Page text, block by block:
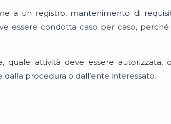
a un registro, mantenimento di
essere condotta caso per caso, perché
quale attività deve essere autorizzata,
procedura o dall’ente interessato.